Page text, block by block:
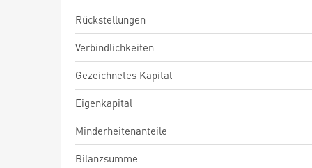
Rückstellungen
Verbindlichkeiten
Gezeichnetes Kapital
Eigenkapital
Minderheitenanteile
Bilanzsumme